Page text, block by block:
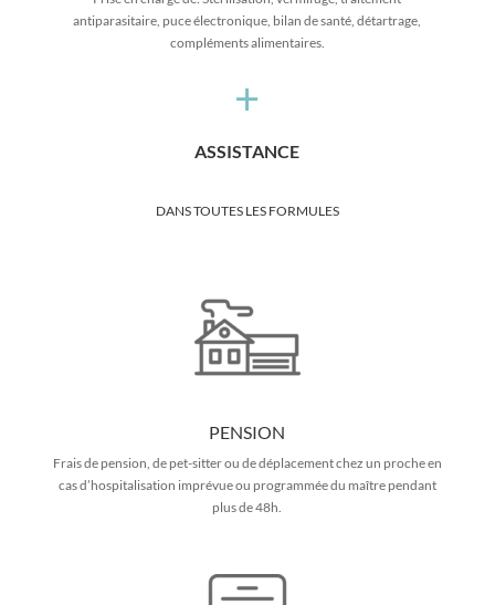
antiparasitaire, puce électronique, bilan de santé, détartrage,
compléments alimentaires.
+
ASSISTANCE
DANS TOUTES LES FORMULES
PENSION
Frais de pension, de pet-sitter ou de déplacement chez un proche en
cas d’hospitalisation imprévue ou programmée du maître pendant
plus de 48h.